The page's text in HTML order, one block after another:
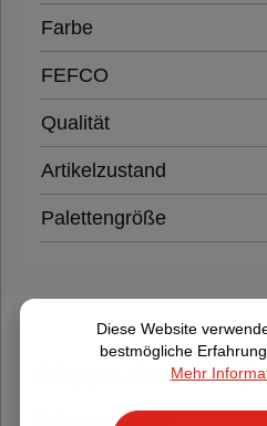
Farbe
FEFCO
Qualität
Artikelzustand
Palettengröße
Mach deinen
Diese Website
bestmögliche
Mehr